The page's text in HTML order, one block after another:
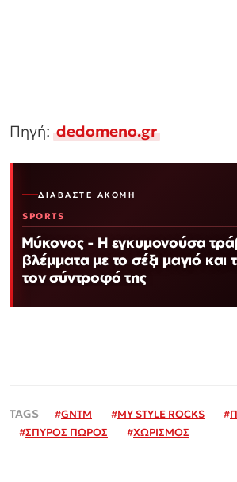
Πηγή:dedomeno.gr
ΔΙΑΒΆΣΤΕ ΑΚΌΜΗ
SPORTS
Μύκονος - Η εγκυμονούσα
βλέμματα με το σέξι μαγιό και
τον σύντροφό της
#GNTM #MY STYLE ROCKS #
#ΣΠΥΡΟΣ ΠΩΡΟΣ #ΧΩΡΙΣΜΟΣ